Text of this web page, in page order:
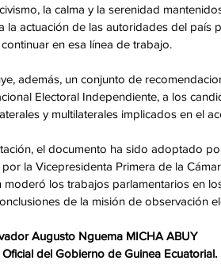
la calma y la serenidad
la actuación de las autoridades del
en esa línea de trabajo.
además, un conjunto de
Electoral Independiente, a los
y multilaterales implicados en el
el documento ha sido adoptado
la Vicepresidenta Primera de la
moderó los trabajos parlamentarios en
de la misión de observación
Augusto Nguema MICHA ABUY
Oficial del Gobierno de Guinea Ecuatorial.